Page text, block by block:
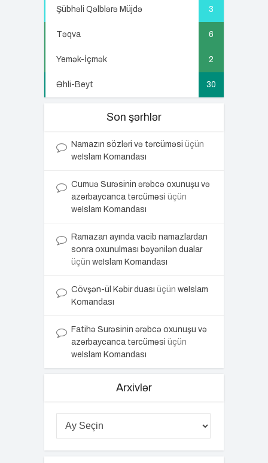
Şübhəli Qəlblərə Müjdə 3
Təqva 6
Yemək-İçmək 2
Əhli-Beyt 30
Son şərhlər
Namazın sözləri və tərcüməsi üçün
weIslam Komandası
Cumuə Surəsinin ərəbcə oxunuşu və
azərbaycanca tərcüməsi üçün
weIslam Komandası
Ramazan ayında vacib namazlardan
sonra oxunulması bəyənilən dualar
üçün weIslam Komandası
Cövşən-ül Kəbir duası üçün weIslam
Komandası
Fatihə Surəsinin ərəbcə oxunuşu və
azərbaycanca tərcüməsi üçün
weIslam Komandası
Arxivlər